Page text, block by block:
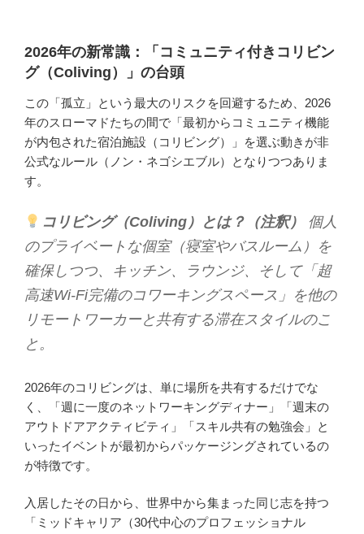
2026年の新常識：「コミュニティ付きコリビン
グ（Coliving）」の台頭
この「孤立」という最大のリスクを回避するため、2026
年のスローマドたちの間で「最初からコミュニティ機能
が内包された宿泊施設（コリビング）」を選ぶ動きが非
公式なルール（ノン・ネゴシエブル）となりつつありま
す。
コリビング（Coliving）とは？（注釈）
個人
のプライベートな個室（寝室やバスルーム）を
確保しつつ、キッチン、ラウンジ、そして「超
高速Wi-Fi完備のコワーキングスペース」を他の
リモートワーカーと共有する滞在スタイルのこ
と。
2026年のコリビングは、単に場所を共有するだけでな
く、「週に一度のネットワーキングディナー」「週末の
アウトドアアクティビティ」「スキル共有の勉強会」と
いったイベントが最初からパッケージングされているの
が特徴です。
入居したその日から、世界中から集まった同じ志を持つ
「ミッドキャリア（30代中心のプロフェッショナル